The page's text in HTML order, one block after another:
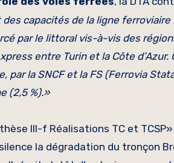
capacités de la ligne
par le littoral vis-à-vis des
entre Turin et la Côte
par la SNCF et la FS (Ferrovia
(2,5 %).»
III-f Réalisations TC et
la dégradation du tronçon